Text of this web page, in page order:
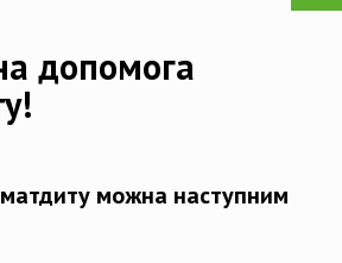
допомога
можна наступним